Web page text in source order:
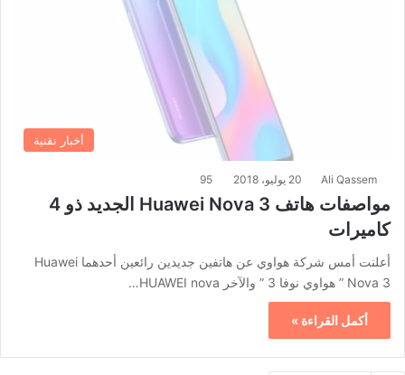
أخبار تقنية
Ali Qassem 20 يوليو، 2018 95
مواصفات هاتف Huawei Nova 3 الجديد ذو 4
كاميرات
أعلنت أمس شركة هواوي عن هاتفين جديدين رائعين أحدهما Huawei
Nova 3 ” هواوي نوفا 3 ” والآخر HUAWEI nova…
أكمل القراءة »